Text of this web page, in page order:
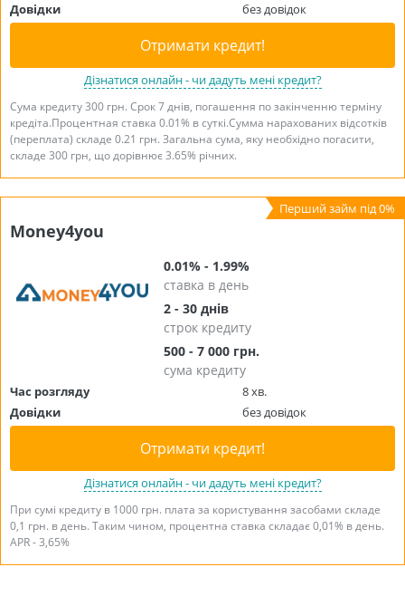
Довідки
без довідок
Отримати кредит!
Дізнатися онлайн - чи дадуть мені кредит?
Сума кредиту 300 грн. Срок 7 днів, погашення по закінченню терміну
кредіта.Процентная ставка 0.01% в суткі.Сумма нарахованих відсотків
(переплата) складе 0.21 грн. Загальна сума, яку необхідно погасити,
складе 300 грн, що дорівнює 3.65% річних.
Money4you
0.01% - 1.99%
ставка в день
2 - 30 днів
строк кредиту
500 - 7 000 грн.
сума кредиту
Час розгляду
8 хв.
Довідки
без довідок
Отримати кредит!
Дізнатися онлайн - чи дадуть мені кредит?
При сумі кредиту в 1000 грн. плата за користування засобами складе
0,1 грн. в день. Таким чином, процентна ставка складає 0,01% в день.
APR - 3,65%